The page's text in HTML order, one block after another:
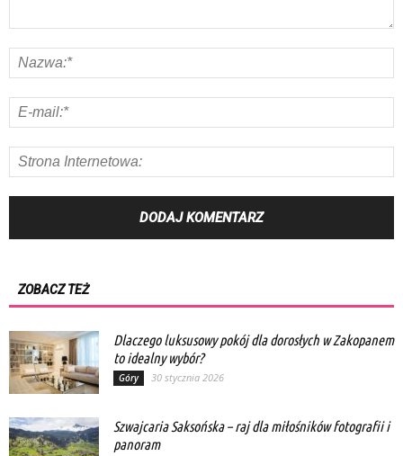
ZOBACZ TEŻ
Dlaczego luksusowy pokój dla dorosłych w Zakopanem
to idealny wybór?
Góry 30 stycznia 2026
Szwajcaria Saksońska – raj dla miłośników fotografii i
panoram